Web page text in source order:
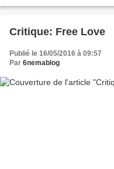
Critique: Free Love
Publié le 16/05/2016 à 09:57
Par 6nemablog